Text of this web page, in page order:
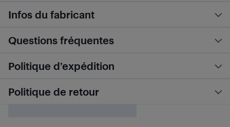
Infos du fabricant
Questions fréquentes
Politique d’expédition
Politique de retour